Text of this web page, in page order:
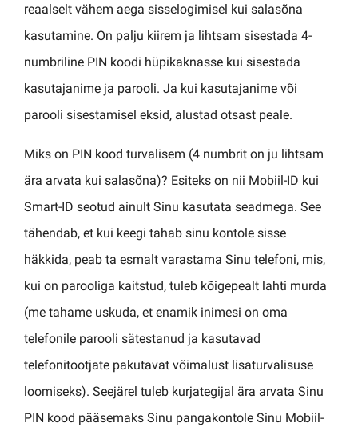
reaalselt vähem aega sisselogimisel kui salasõna
kasutamine. On palju kiirem ja lihtsam sisestada 4-
numbriline PIN koodi hüpikaknasse kui sisestada
kasutajanime ja parooli. Ja kui kasutajanime või
parooli sisestamisel eksid, alustad otsast peale.
Miks on PIN kood turvalisem (4 numbrit on ju lihtsam
ära arvata kui salasõna)? Esiteks on nii Mobiil-ID kui
Smart-ID seotud ainult Sinu kasutata seadmega. See
tähendab, et kui keegi tahab sinu kontole sisse
häkkida, peab ta esmalt varastama Sinu telefoni, mis,
kui on parooliga kaitstud, tuleb kõigepealt lahti murda
(me tahame uskuda, et enamik inimesi on oma
telefonile parooli sätestanud ja kasutavad
telefonitootjate pakutavat võimalust lisaturvalisuse
loomiseks). Seejärel tuleb kurjategijal ära arvata Sinu
PIN kood pääsemaks Sinu pangakontole Sinu Mobiil-